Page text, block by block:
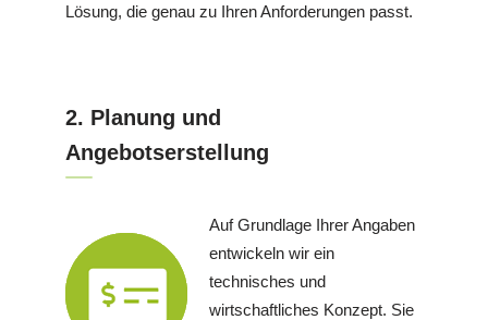
Lösung, die genau zu Ihren Anforderungen passt.
2. Planung und
Angebotserstellung
Auf Grundlage Ihrer Angaben
entwickeln wir ein
technisches und
wirtschaftliches Konzept. Sie